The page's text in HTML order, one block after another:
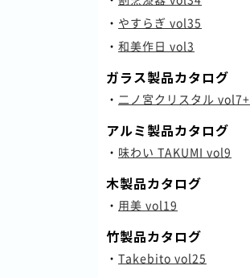
・ やすらぎ vol35
・ 和美作日 vol3
ガラス製品カタログ
・ 二ノ宮クリスタル vol7+
アルミ製品カタログ
・ 味わい TAKUMI vol9
木製品カタログ
・ 用美 vol19
竹製品カタログ
・ Takebito vol25